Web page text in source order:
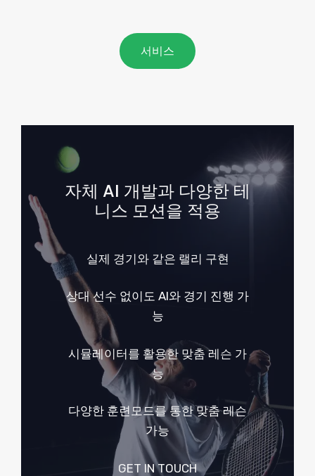
서비스
자체 AI 개발과 다양한 테
니스 모션을 적용
실제 경기와 같은 랠리 구현
상대 선수 없이도 AI와 경기 진행 가
능
시뮬레이터를 활용한 맞춤 레슨 가
능
다양한 훈련모드를 통한 맞춤 레슨
가능
GET IN TOUCH